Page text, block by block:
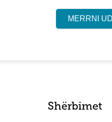
MERRNI
Shërbimet